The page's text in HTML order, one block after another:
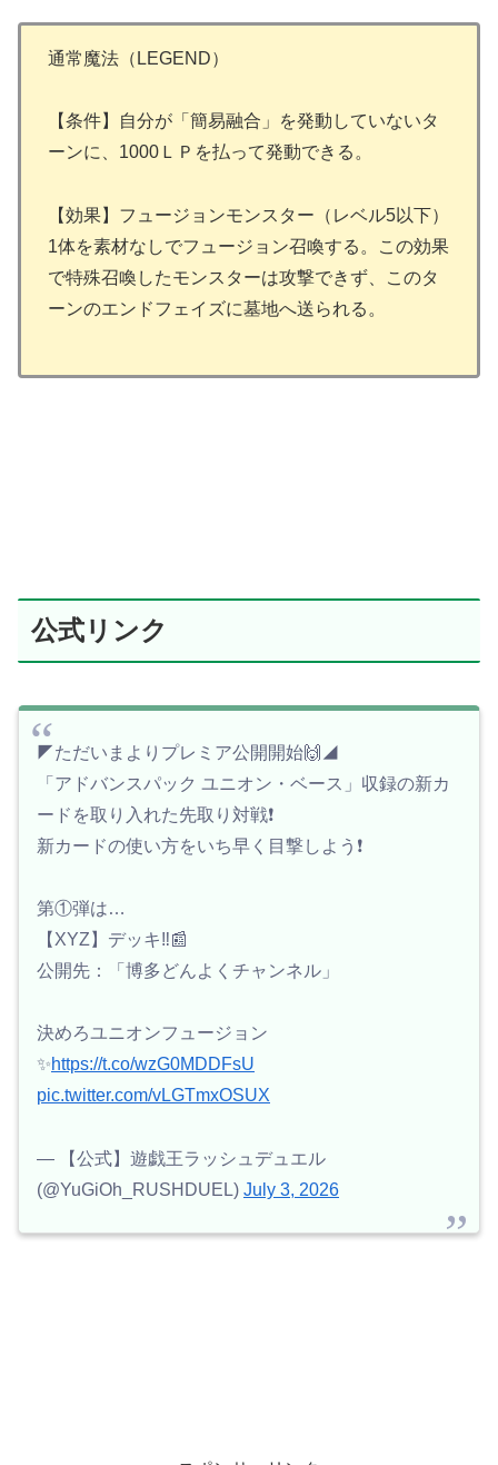
通常魔法（LEGEND）
【条件】自分が「簡易融合」を発動していないタ
ーンに、1000ＬＰを払って発動できる。
【効果】フュージョンモンスター（レベル5以下）
1体を素材なしでフュージョン召喚する。この効果
で特殊召喚したモンスターは攻撃できず、このタ
ーンのエンドフェイズに墓地へ送られる。
公式リンク
◤ただいまよりプレミア公開開始🙌◢
「アドバンスパック ユニオン・ベース」収録の新カ
ードを取り入れた先取り対戦❗️
新カードの使い方をいち早く目撃しよう❗️
第①弾は…
【XYZ】デッキ‼️📰
公開先：「博多どんよくチャンネル」
決めろユニオンフュージョン
✨https://t.co/wzG0MDDFsU
pic.twitter.com/vLGTmxOSUX
— 【公式】遊戯王ラッシュデュエル
(@YuGiOh_RUSHDUEL) July 3, 2026